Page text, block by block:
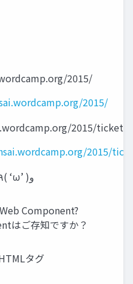
2015/
2015/
2015/tickets/
2015/
Component?
はご存知ですか？
タグ